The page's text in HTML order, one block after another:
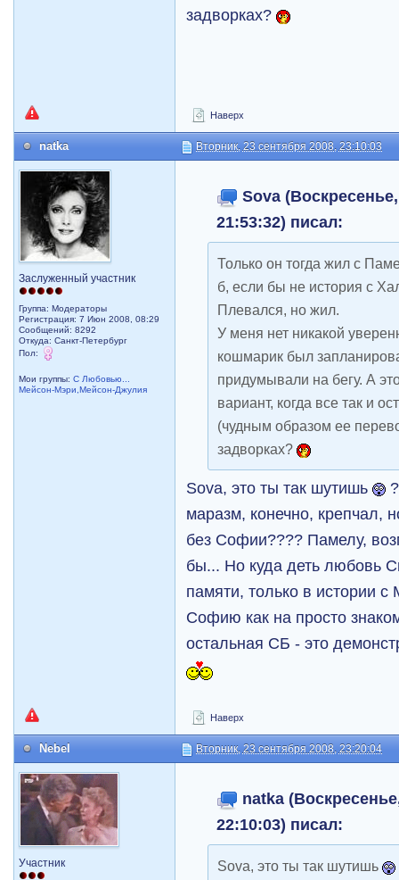
задворках?
Наверх
natka Вторник, 23 сентября 2008, 23:10:03
Заслуженный участник
Группа: Модераторы
Регистрация: 7 Июн 2008, 08:29
Сообщений: 8292
Откуда: Санкт-Петербург
Пол:
Мои группы:С Любовью...
Мейсон-Мэри,Мейсон-Джулия
Sova
21:53:32) писал:
Только он тогда жил с
б, если бы не история с
Плевался, но жил.
У меня нет никакой
кошмарик был
придумывали на бегу. А
вариант, когда все так и
(чудным образом ее
задворках?
Sova, это ты так шутишь
маразм, конечно, крепчал,
без Софии???? Памелу,
бы... Но куда деть любовь
памяти, только в истории с
Софию как на просто
остальная СБ - это
Наверх
Nebel Вторник, 23 сентября 2008, 23:20:04
Участник
natka
22:10:03) писал:
Sova, это ты так шутишь